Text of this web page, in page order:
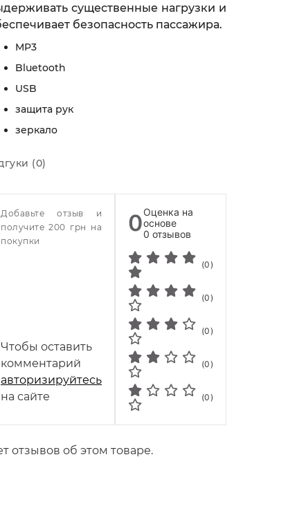
существенные нагрузки и
безопасность пассажира.
MP3
Bluetooth
USB
защита рук
зеркало
(0)
Добавьте отзыв и
получите 200 грн на
покупки
Чтобы оставить
комментарий
авторизируйтесь
на сайте
0Оценка на
основе
0 отзывов
(0)
(0)
(0)
(0)
(0)
отзывов об этом товаре.